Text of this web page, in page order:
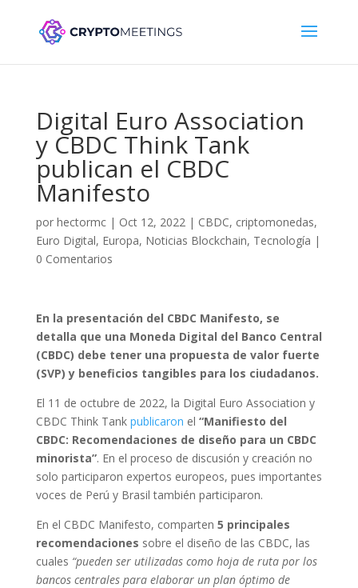
Digital Euro Association
y CBDC Think Tank
publican el CBDC
Manifesto
por hectormc| Oct 12, 2022| CBDC, criptomonedas,
Euro Digital, Europa, Noticias Blockchain, Tecnología |
0 Comentarios
En la presentación del CBDC Manifesto, se
detalla que una Moneda Digital del Banco Central
(CBDC) debe tener una propuesta de valor fuerte
(SVP) y beneficios tangibles para los ciudadanos.
El 11 de octubre de 2022, la Digital Euro Association y
CBDC Think Tank publicaron el “Manifiesto del
CBDC: Recomendaciones de diseño para un CBDC
minorista”. En el proceso de discusión y creación no
solo participaron expertos europeos, pues importantes
voces de Perú y Brasil también participaron.
En el CBDC Manifesto, comparten 5 principales
recomendaciones sobre el diseño de las CBDC, las
cuales “pueden ser utilizadas como hoja de ruta por los
bancos centrales para elaborar un plan óptimo de